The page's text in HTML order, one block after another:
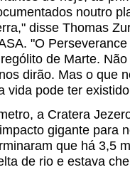
noutro
disse Thomas
"O
de Marte.
dirão. Mas o que
vida pode ter
a Cratera
gigante para
que há 3,5
de rio e estava